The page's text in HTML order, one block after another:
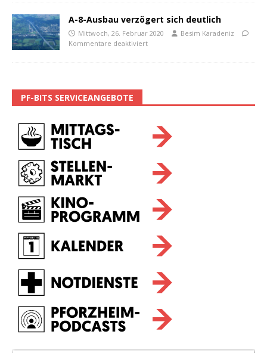
A-8-Ausbau verzögert sich deutlich
Mittwoch, 26. Februar 2020
Besim Karadeniz
Kommentare deaktiviert
PF-BITS SERVICEANGEBOTE